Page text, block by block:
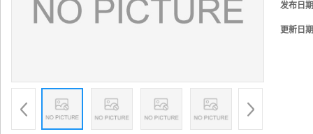
发布日
更新日